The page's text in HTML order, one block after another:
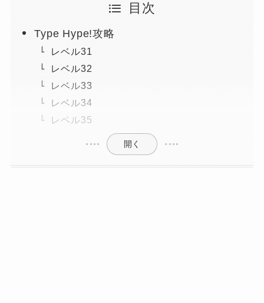
目次
Type Hype!攻略
レベル31
レベル32
レベル33
レベル34
レベル35
開く